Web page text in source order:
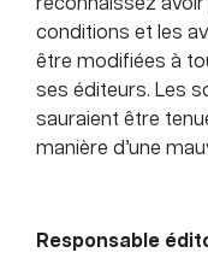
reconnaissez
conditions et les
être modifiées à
ses éditeurs. Les
sauraient être
manière d’une
Responsable